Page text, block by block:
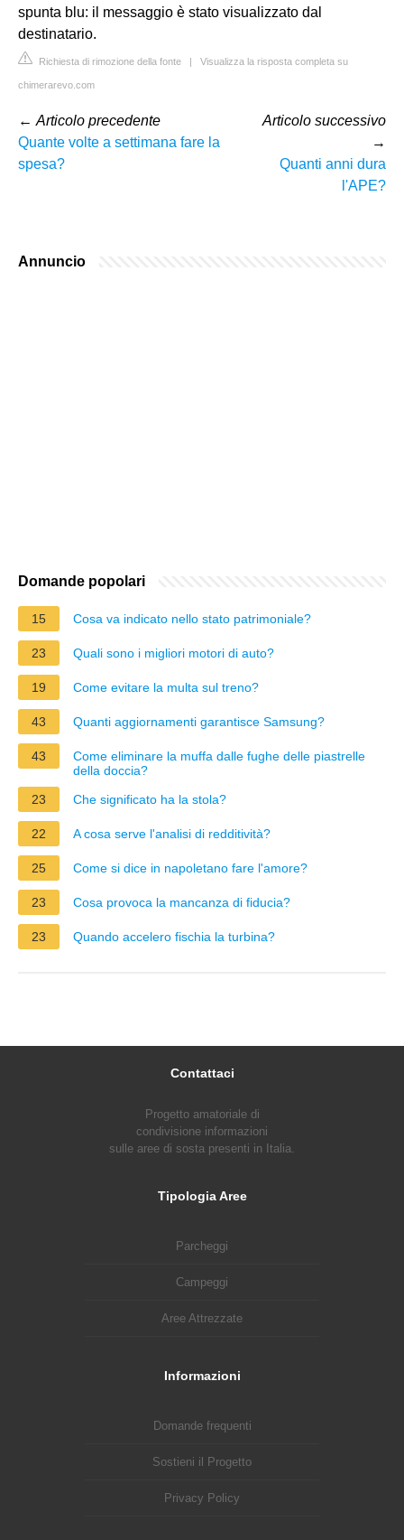
spunta blu: il messaggio è stato visualizzato dal
destinatario.
Richiesta di rimozione della fonte | Visualizza la risposta completa su
chimerarevo.com
← Articolo precedente
Quante volte a settimana fare la
spesa?
Articolo successivo
→
Quanti anni dura
l'APE?
Annuncio
Domande popolari
15 Cosa va indicato nello stato patrimoniale?
23 Quali sono i migliori motori di auto?
19 Come evitare la multa sul treno?
43 Quanti aggiornamenti garantisce Samsung?
43
Come eliminare la muffa dalle fughe delle piastrelle
della doccia?
23
Che significato ha la stola?
22 A cosa serve l'analisi di redditività?
25 Come si dice in napoletano fare l'amore?
23 Cosa provoca la mancanza di fiducia?
23 Quando accelero fischia la turbina?
Contattaci
Progetto amatoriale di
condivisione informazioni
sulle aree di sosta presenti in Italia.
Tipologia Aree
Parcheggi
Campeggi
Aree Attrezzate
Informazioni
Domande frequenti
Sostieni il Progetto
Privacy Policy